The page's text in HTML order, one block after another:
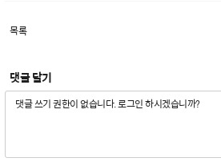
목록
댓글 달기